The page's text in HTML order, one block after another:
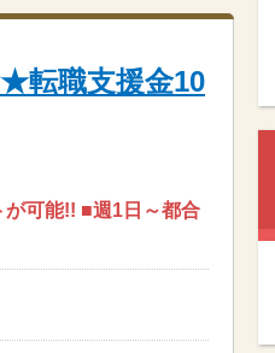
★転職支援金10
が可能!! ■週1日～都合